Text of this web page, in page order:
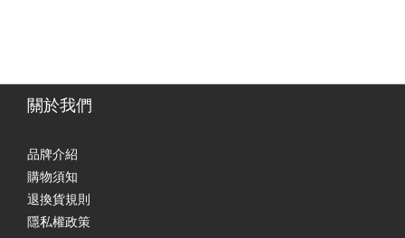
關於我們
品牌介紹
購物須知
退換貨規則
隱私權政策